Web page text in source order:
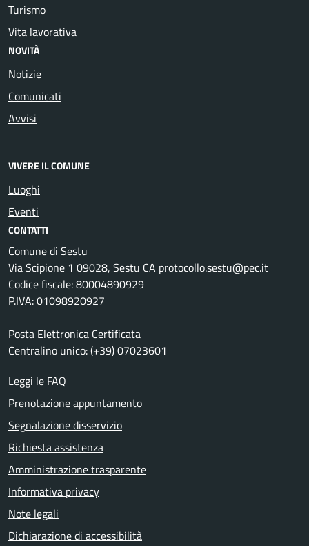
Turismo
Vita lavorativa
NOVITÀ
Notizie
Comunicati
Avvisi
VIVERE IL COMUNE
Luoghi
Eventi
CONTATTI
Comune di Sestu
Via Scipione 1 09028, Sestu CA protocollo.sestu@pec.it
Codice fiscale: 80004890929
P.IVA: 01098920927
Posta Elettronica Certificata
Centralino unico: (+39) 07023601
Leggi le FAQ
Prenotazione appuntamento
Segnalazione disservizio
Richiesta assistenza
Amministrazione trasparente
Informativa privacy
Note legali
Dichiarazione di accessibilità